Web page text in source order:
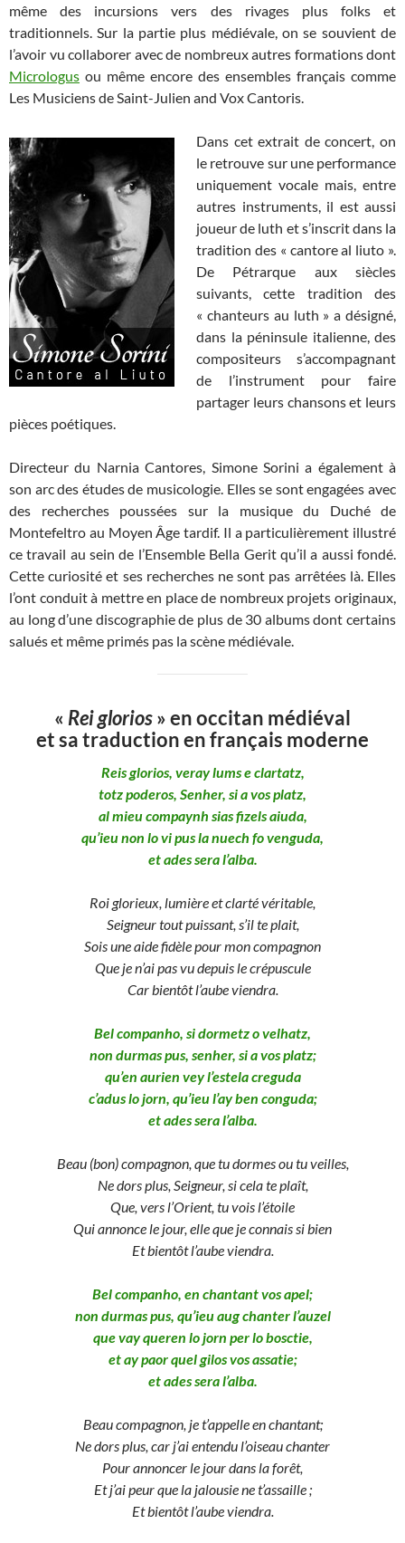
même des incursions vers des rivages plus folks et
traditionnels. Sur la partie plus médiévale, on se souvient de
l’avoir vu collaborer avec de nombreux autres formations dont
Micrologus ou même encore des ensembles français comme
Les Musiciens de Saint-Julien and Vox Cantoris.
Dans cet extrait de concert, on
le retrouve sur une performance
uniquement vocale mais, entre
autres instruments, il est aussi
joueur de luth et s’inscrit dans la
tradition des « cantore al liuto ».
De Pétrarque aux siècles
suivants, cette tradition des
« chanteurs au luth » a désigné,
dans la péninsule italienne, des
compositeurs s’accompagnant
de l’instrument pour faire
partager leurs chansons et leurs
pièces poétiques.
Directeur du Narnia Cantores, Simone Sorini a également à
son arc des études de musicologie. Elles se sont engagées avec
des recherches poussées sur la musique du Duché de
Montefeltro au Moyen Âge tardif. Il a particulièrement illustré
ce travail au sein de l’Ensemble Bella Gerit qu’il a aussi fondé.
Cette curiosité et ses recherches ne sont pas arrêtées là. Elles
l’ont conduit à mettre en place de nombreux projets originaux,
au long d’une discographie de plus de 30 albums dont certains
salués et même primés pas la scène médiévale.
« Rei glorios» en occitan médiéval
et sa traduction en français moderne
Reis glorios, veray lums e clartatz,
totz poderos, Senher, si a vos platz,
al mieu compaynh sias fizels aiuda,
qu’ieu non lo vi pus la nuech fo venguda,
et ades sera l’alba.
Roi glorieux, lumière et clarté véritable,
Seigneur tout puissant, s’il te plait,
Sois une aide fidèle pour mon compagnon
Que je n’ai pas vu depuis le crépuscule
Car bientôt l’aube viendra.
Bel companho, si dormetz o velhatz,
non durmas pus, senher, si a vos platz;
qu’en aurien vey l’estela creguda
c’adus lo jorn, qu’ieu l’ay ben conguda;
et ades sera l’alba.
Beau (bon) compagnon, que tu dormes ou tu veilles,
Ne dors plus, Seigneur, si cela te plaît,
Que, vers l’Orient, tu vois l’étoile
Qui annonce le jour, elle que je connais si bien
Et bientôt l’aube viendra.
Bel companho, en chantant vos apel;
non durmas pus, qu’ieu aug chanter l’auzel
que vay queren lo jorn per lo bosctie,
et ay paor quel gilos vos assatie;
et ades sera l’alba.
Beaucompagnon, je t’appelle en chantant;
Ne dors plus, car j’ai entendu l’oiseau chanter
Pour annoncer le jour dans la forêt,
Et j’ai peur que la jalousie ne t’assaille ;
Et bientôt l’aube viendra.